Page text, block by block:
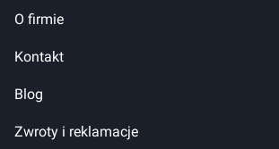
O firmie
Kontakt
Blog
Zwroty i reklamacje